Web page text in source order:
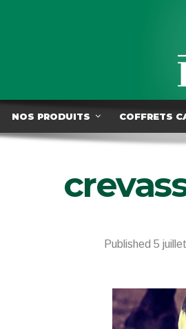
NOS PRODUITS COFFRETS
Published 5